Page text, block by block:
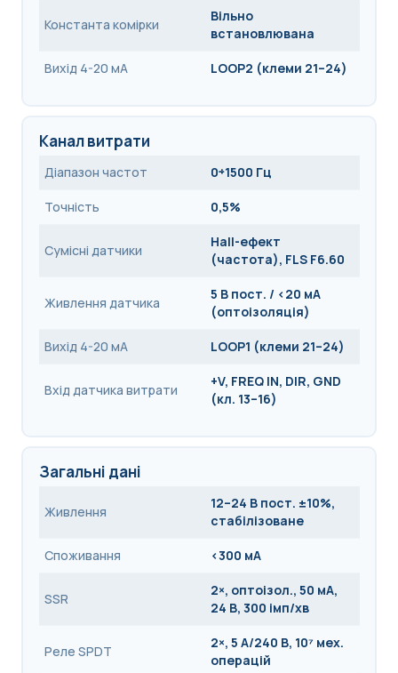
Константа комірки
Вільно
встановлювана
Вихід 4-20 мА LOOP2 (клеми 21–24)
Канал витрати
Діапазон частот 0÷1500 Гц
Точність 0,5%
Сумісні датчики
Hall-ефект
(частота), FLS F6.60
Живлення датчика
5 В пост. / <20 мА
(оптоізоляція)
Вихід 4-20 мА LOOP1 (клеми 21–24)
Вхід датчика витрати
+V, FREQ IN, DIR, GND
(кл. 13–16)
Загальні дані
Живлення
12–24 В пост. ±10%,
стабілізоване
Споживання <300 мА
SSR
2×, оптоізол., 50 мА,
24 В, 300 імп/хв
Реле SPDT
2×, 5 А/240 В, 10⁷ мех.
операцій